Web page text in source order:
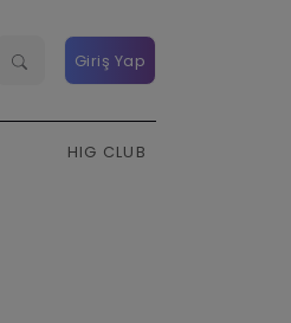
Giriş Yap
HIG CLUB